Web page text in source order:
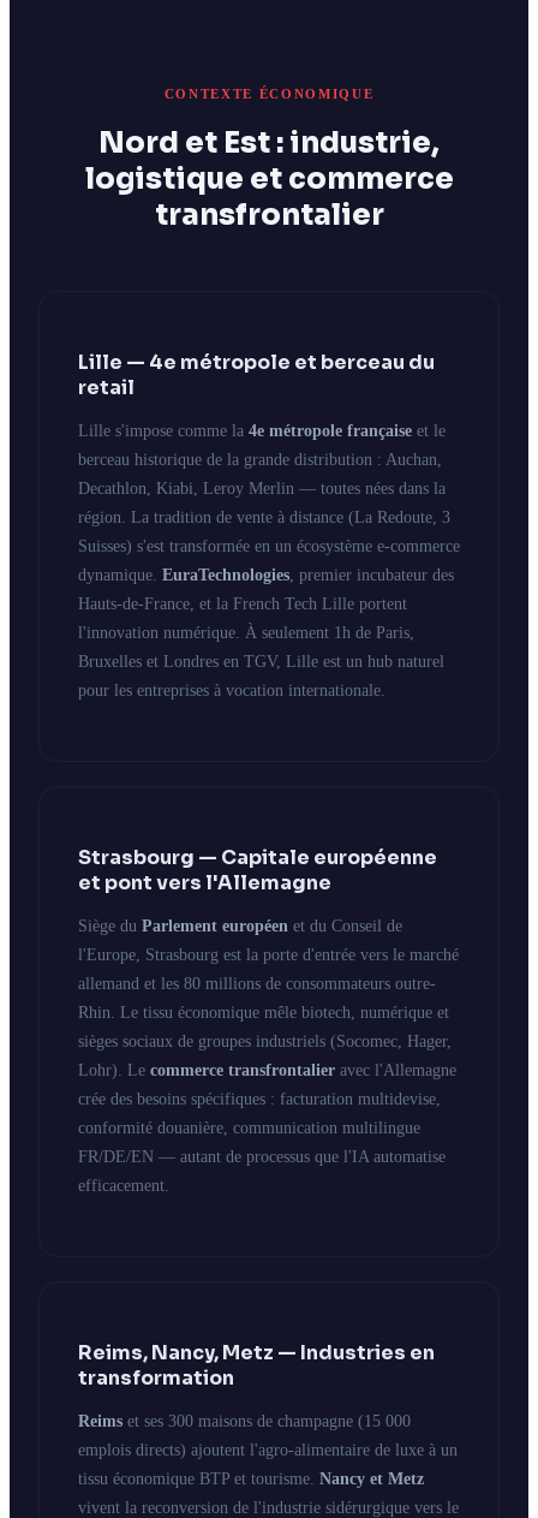
CONTEXTE ÉCONOMIQUE
Nord et Est : industrie,
logistique et commerce
transfrontalier
Lille — 4e métropole et berceau du
retail
Lille s'impose comme la 4e métropole française et le
berceau historique de la grande distribution : Auchan,
Decathlon, Kiabi, Leroy Merlin — toutes nées dans la
région. La tradition de vente à distance (La Redoute, 3
Suisses) s'est transformée en un écosystème e-commerce
dynamique. EuraTechnologies , premier incubateur des
Hauts-de-France, et la French Tech Lille portent
l'innovation numérique. À seulement 1h de Paris,
Bruxelles et Londres en TGV, Lille est un hub naturel
pour les entreprises à vocation internationale.
Strasbourg — Capitale européenne
et pont vers l'Allemagne
Siège du Parlement européen et du Conseil de
l'Europe, Strasbourg est la porte d'entrée vers le marché
allemand et les 80 millions de consommateurs outre-
Rhin. Le tissu économique mêle biotech, numérique et
sièges sociaux de groupes industriels (Socomec, Hager,
Lohr). Le commerce transfrontalier avec l'Allemagne
crée des besoins spécifiques : facturation multidevise,
conformité douanière, communication multilingue
FR/DE/EN — autant de processus que l'IA automatise
efficacement.
Reims, Nancy, Metz — Industries en
transformation
Reims et ses 300 maisons de champagne (15 000
emplois directs) ajoutent l'agro-alimentaire de luxe à un
tissu économique BTP et tourisme. Nancy et Metz
vivent la reconversion de l'industrie sidérurgique vers le